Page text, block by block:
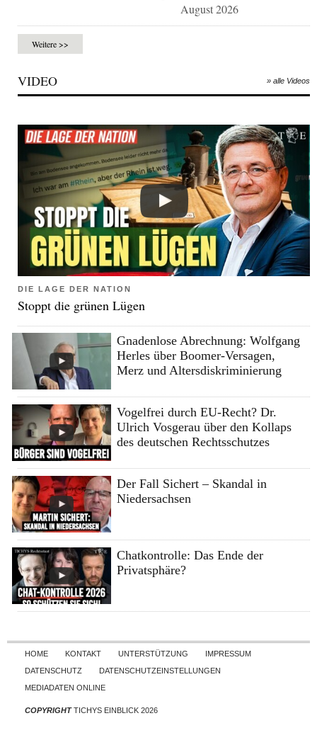
August 2026
Weitere >>
VIDEO » alle Videos
DIE LAGE DER NATION
Stoppt die grünen Lügen
Gnadenlose Abrechnung: Wolfgang
Herles über Boomer-Versagen,
Merz und Altersdiskriminierung
Vogelfrei durch EU-Recht? Dr.
Ulrich Vosgerau über den Kollaps
des deutschen Rechtsschutzes
Der Fall Sichert – Skandal in
Niedersachsen
Chatkontrolle: Das Ende der
Privatsphäre?
Skip to content
HOME KONTAKT UNTERSTÜTZUNG
IMPRESSUM
DATENSCHUTZ
DATENSCHUTZEINSTELLUNGEN
MEDIADATEN ONLINE
COPYRIGHTTICHYS EINBLICK 2026